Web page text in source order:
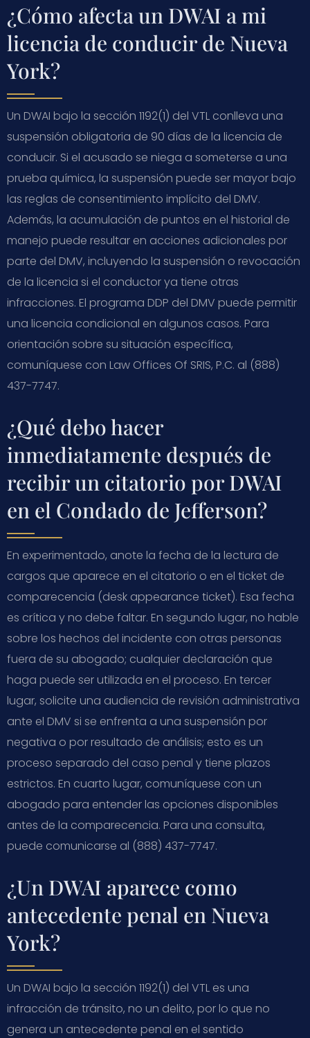
¿Cómo afecta un DWAI a mi
licencia de conducir de Nueva
York?
Un DWAI bajo la sección 1192(1) del VTL conlleva una
suspensión obligatoria de 90 días de la licencia de
conducir. Si el acusado se niega a someterse a una
prueba química, la suspensión puede ser mayor bajo
las reglas de consentimiento implícito del DMV.
Además, la acumulación de puntos en el historial de
manejo puede resultar en acciones adicionales por
parte del DMV, incluyendo la suspensión o revocación
de la licencia si el conductor ya tiene otras
infracciones. El programa DDP del DMV puede permitir
una licencia condicional en algunos casos. Para
orientación sobre su situación específica,
comuníquese con Law Offices Of SRIS, P.C. al (888)
437-7747.
¿Qué debo hacer
inmediatamente después de
recibir un citatorio por DWAI
en el Condado de Jefferson?
En experimentado, anote la fecha de la lectura de
cargos que aparece en el citatorio o en el ticket de
comparecencia (desk appearance ticket). Esa fecha
es crítica y no debe faltar. En segundo lugar, no hable
sobre los hechos del incidente con otras personas
fuera de su abogado; cualquier declaración que
haga puede ser utilizada en el proceso. En tercer
lugar, solicite una audiencia de revisión administrativa
ante el DMV si se enfrenta a una suspensión por
negativa o por resultado de análisis; esto es un
proceso separado del caso penal y tiene plazos
estrictos. En cuarto lugar, comuníquese con un
abogado para entender las opciones disponibles
antes de la comparecencia. Para una consulta,
puede comunicarse al (888) 437-7747.
¿Un DWAI aparece como
antecedente penal en Nueva
York?
Un DWAI bajo la sección 1192(1) del VTL es una
infracción de tránsito, no un delito, por lo que no
genera un antecedente penal en el sentido